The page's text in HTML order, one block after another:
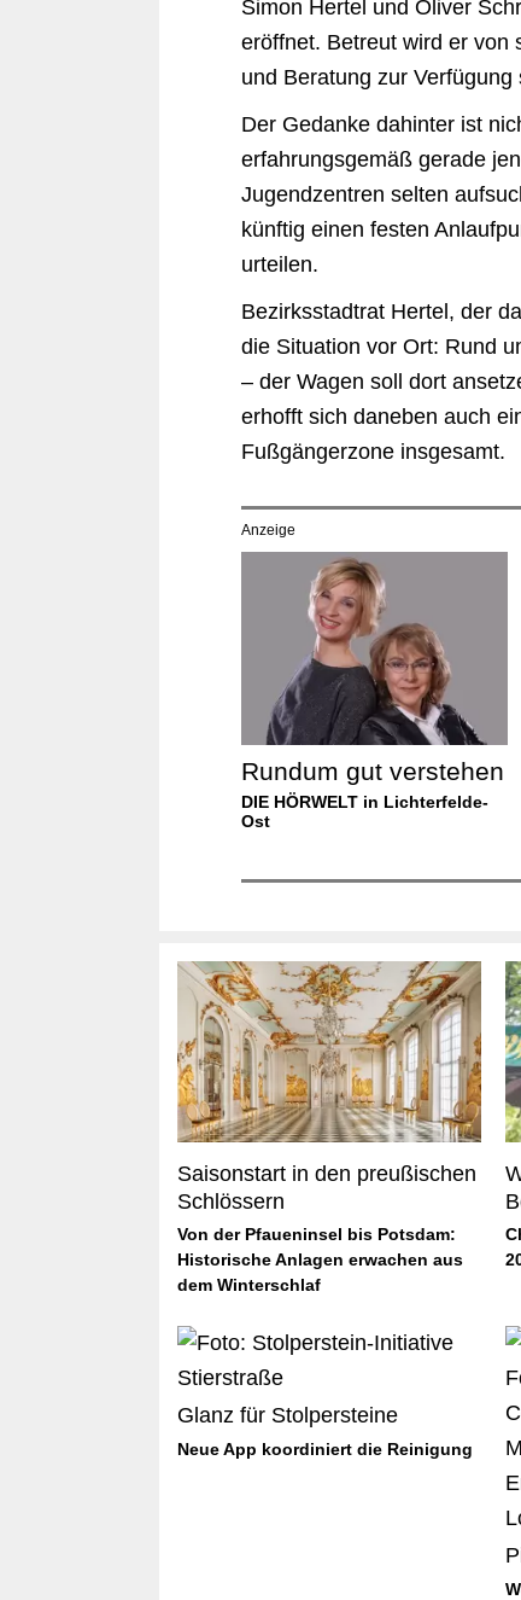
Simon Hertel und Oliver
eröffnet. Betreut wird er von
und Beratung zur
Der Gedanke dahinter ist
erfahrungsgemäß gerade
Jugendzentren selten
künftig einen festen
urteilen.
Bezirksstadtrat Hertel, der
die Situation vor Ort: Rund
– der Wagen soll dort
erhofft sich daneben auch
Fußgängerzone insgesamt.
Anzeige
Rundum gut verstehen
DIE HÖRWELT in Lichterfelde-
Ost
Saisonstart in den preußischen
Schlössern
Von der Pfaueninsel bis Potsdam:
Historische Anlagen erwachen aus
dem Winterschlaf
Glanz für Stolpersteine
Neue App koordiniert die Reinigung